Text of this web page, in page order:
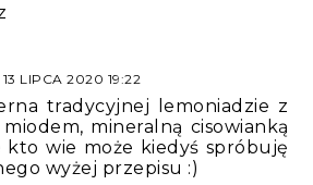
13 LIPCA 2020 19:22
tradycyjnej lemoniadzie z
mineralną cisowianką
kto wie może kiedyś spróbuję
wyżej przepisu :)